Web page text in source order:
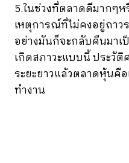
5.ในช่วงที่ตลาดดีมากๆ
เหตุการณ์ที่ไม่คงอยู่ถาว
อย่างมันก็จะกลับคืนมาเ
เกิดสภาวะแบบนี้ ประวัติ
ระยะยาวแล้วตลาดหุ้นคื
ทำงาน